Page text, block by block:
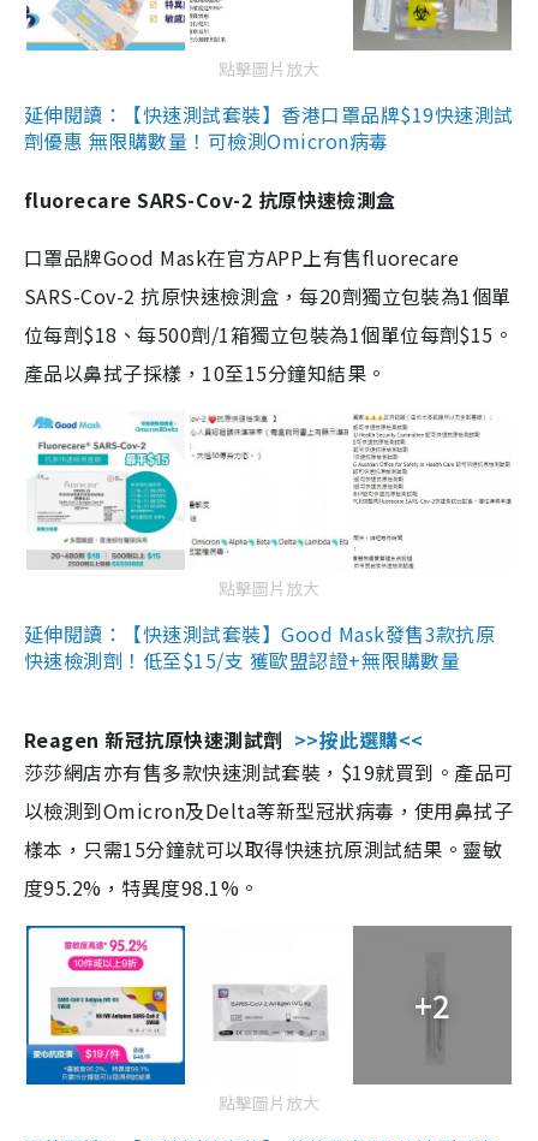
點擊圖片放大
延伸閱讀：【快速測試套裝】香港口罩品牌$19快速測試
劑優惠 無限購數量！可檢測Omicron病毒
fluorecare SARS-Cov-2 抗原快速檢測盒
口罩品牌Good Mask在官方APP上有售fluorecare
SARS-Cov-2 抗原快速檢測盒，每20劑獨立包裝為1個單
位每劑$18、每500劑/1箱獨立包裝為1個單位每劑$15。
產品以鼻拭子採樣，10至15分鐘知結果。
點擊圖片放大
延伸閱讀：【快速測試套裝】Good Mask發售3款抗原
快速檢測劑！低至$15/支 獲歐盟認證+無限購數量
Reagen 新冠抗原快速測試劑 >>按此選購<<
莎莎網店亦有售多款快速測試套裝，$19就買到。產品可
以檢測到Omicron及Delta等新型冠狀病毒，使用鼻拭子
樣本，只需15分鐘就可以取得快速抗原測試結果。靈敏
度95.2%，特異度98.1%。
+2
點擊圖片放大